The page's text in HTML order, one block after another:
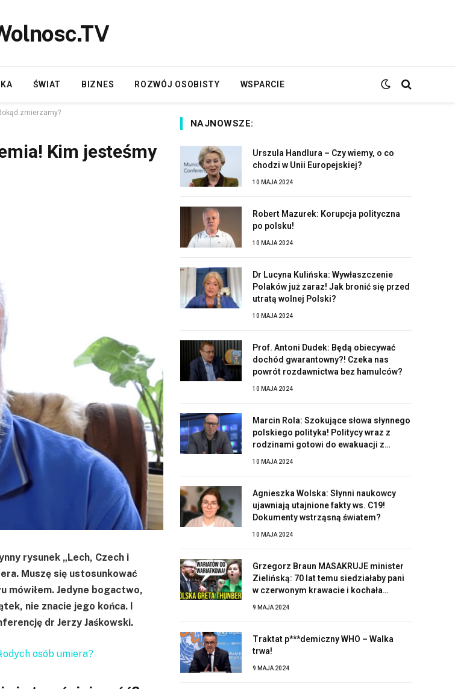
ŚWIAT BIZNES ROZWÓJ OSOBISTY WSPARCIE
zmierzamy?
Kim jesteśmy
rysunek „Lech, Czech i
Muszę się ustosunkować
mówiłem. Jedyne bogactwo,
nie znacie jego końca. I
dr Jerzy Jaśkowski.
osób umiera?
NAJNOWSZE:
Urszula Handlura – Czy wiemy, o co
chodzi w Unii Europejskiej?
10 MAJA 2024
Robert Mazurek: Korupcja polityczna
po polsku!
10 MAJA 2024
Dr Lucyna Kulińska: Wywłaszczenie
Polaków już zaraz! Jak bronić się przed
utratą wolnej Polski?
10 MAJA 2024
Prof. Antoni Dudek: Będą obiecywać
dochód gwarantowny?! Czeka nas
powrót rozdawnictwa bez hamulców?
10 MAJA 2024
Marcin Rola: Szokujące słowa słynnego
polskiego polityka! Politycy wraz z
rodzinami gotowi do ewakuacji z
10 MAJA 2024
Agnieszka Wolska: Słynni naukowcy
ujawniają utajnione fakty ws. C19!
Dokumenty wstrząsną światem?
10 MAJA 2024
Grzegorz Braun MASAKRUJE minister
Zielińską: 70 lat temu siedziałaby pani
w czerwonym krawacie i kochała
9 MAJA 2024
Traktat p***demiczny WHO – Walka
trwa!
9 MAJA 2024